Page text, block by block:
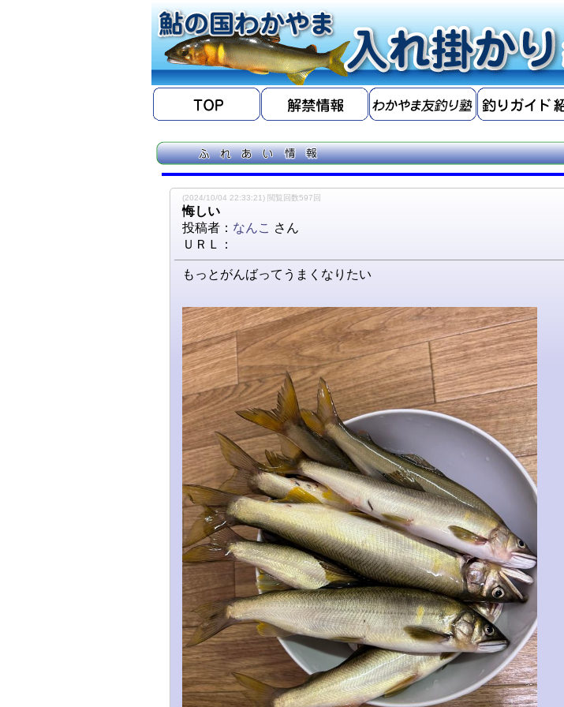
(2024/10/04 22:33:21) 閲覧回数597回
悔しい
投稿者： なんこ さん
ＵＲＬ：
もっとがんばってうまくなりたい